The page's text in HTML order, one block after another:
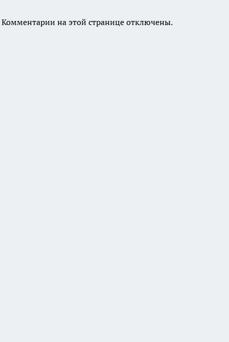
Комментарии на этой странице отключены.